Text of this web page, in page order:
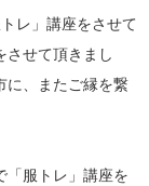
レ」講座をさせて
させて頂きまし
に、またご縁を繋
「服トレ」講座を